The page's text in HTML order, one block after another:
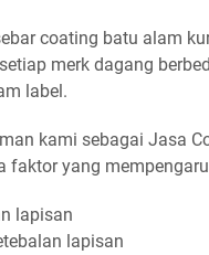
coating batu alam
merk dagang
label.
kami sebagai Jasa
faktor yang
lapisan
lapisan